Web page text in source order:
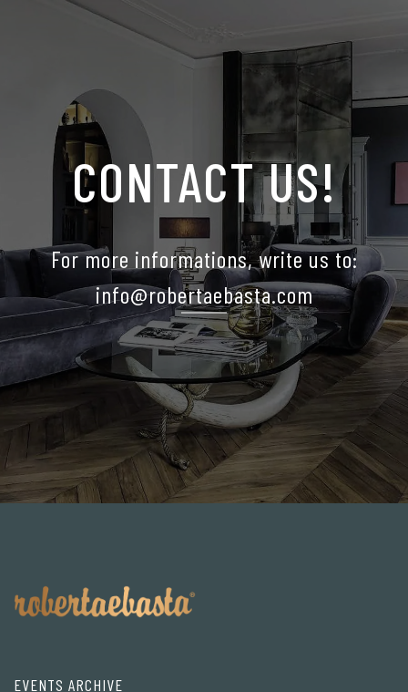
CONTACT US!
For more informations, write us to:
info@robertaebasta.com
EVENTS ARCHIVE